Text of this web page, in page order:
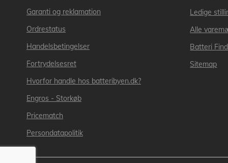
Garanti og reklamation
Ordrestatus
Handelsbetingelser
Fortrydelsesret
Hvorfor handle hos batteribyen.dk?
Engros - Storkøb
Pricematch
Persondatapolitik
Ledige
Alle
Batteri
Sitemap